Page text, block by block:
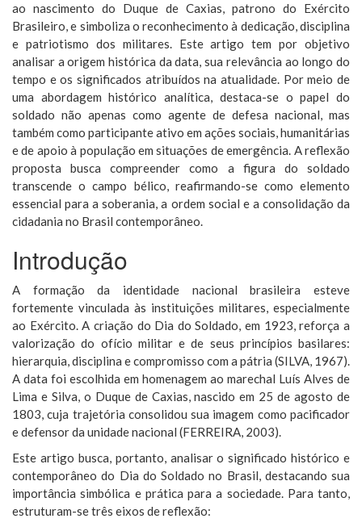
ao nascimento do Duque de Caxias, patrono do Exército
Brasileiro, e simboliza o reconhecimento à dedicação, disciplina
e patriotismo dos militares. Este artigo tem por objetivo
analisar a origem histórica da data, sua relevância ao longo do
tempo e os significados atribuídos na atualidade. Por meio de
uma abordagem histórico analítica, destaca-se o papel do
soldado não apenas como agente de defesa nacional, mas
também como participante ativo em ações sociais, humanitárias
e de apoio à população em situações de emergência. A reflexão
proposta busca compreender como a figura do soldado
transcende o campo bélico, reafirmando-se como elemento
essencial para a soberania, a ordem social e a consolidação da
cidadania no Brasil contemporâneo.
Introdução
A formação da identidade nacional brasileira esteve
fortemente vinculada às instituições militares, especialmente
ao Exército. A criação do Dia do Soldado, em 1923, reforça a
valorização do ofício militar e de seus princípios basilares:
hierarquia, disciplina e compromisso com a pátria (SILVA, 1967).
A data foi escolhida em homenagem ao marechal Luís Alves de
Lima e Silva, o Duque de Caxias, nascido em 25 de agosto de
1803, cuja trajetória consolidou sua imagem como pacificador
e defensor da unidade nacional (FERREIRA, 2003).
Este artigo busca, portanto, analisar o significado histórico e
contemporâneo do Dia do Soldado no Brasil, destacando sua
importância simbólica e prática para a sociedade. Para tanto,
estruturam-se três eixos de reflexão: